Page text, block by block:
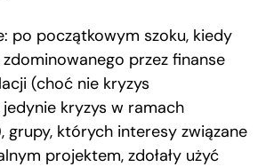
po początkowym szoku, kiedy
zdominowanego przez finanse
(choć nie kryzys
kryzys w ramach
grupy, których interesy związane
projektem, zdołały użyć